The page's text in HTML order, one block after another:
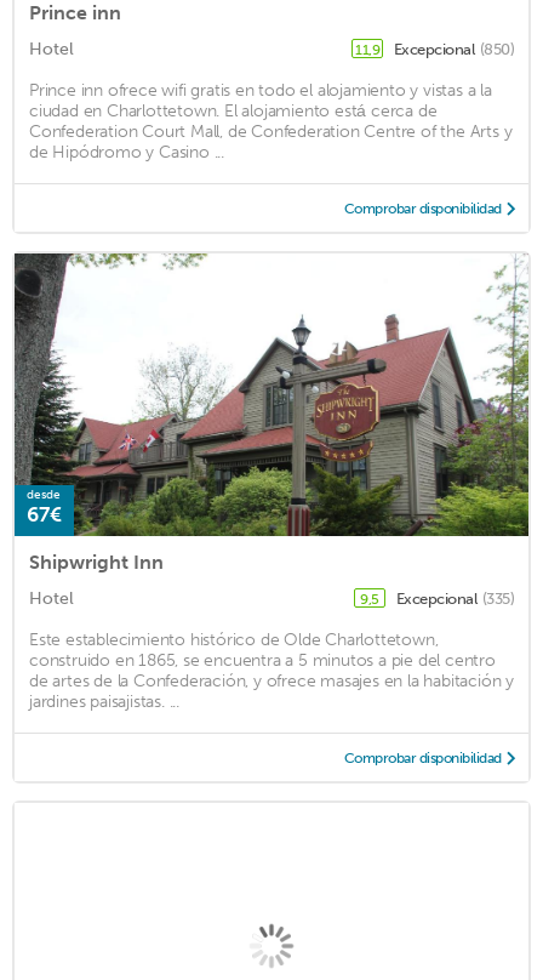
Prince inn
Hotel 11,9 Excepcional (850)
Prince inn ofrece wifi gratis en todo el alojamiento y vistas a la
ciudad en Charlottetown. El alojamiento está cerca de
Confederation Court Mall, de Confederation Centre of the Arts y
de Hipódromo y Casino ...
Comprobar disponibilidad
desde
67€
Shipwright Inn
Hotel 9,5 Excepcional (335)
Este establecimiento histórico de Olde Charlottetown,
construido en 1865, se encuentra a 5 minutos a pie del centro
de artes de la Confederación, y ofrece masajes en la habitación y
jardines paisajistas. ...
Comprobar disponibilidad